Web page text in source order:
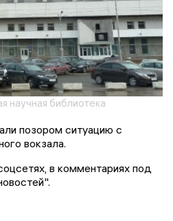
научная библиотека
позором ситуацию с
вокзала.
в комментариях под